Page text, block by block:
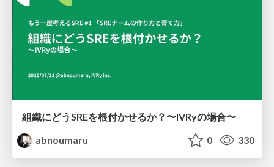
組織にどうSREを根付かせるか？〜IVRyの場合〜
abnoumaru
0 330